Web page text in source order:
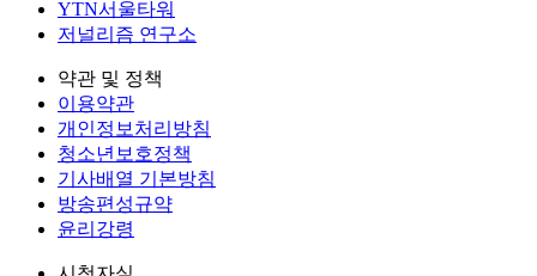
YTN서울타워
저널리즘 연구소
약관 및 정책
이용약관
개인정보처리방침
청소년보호정책
기사배열 기본방침
방송편성규약
윤리강령